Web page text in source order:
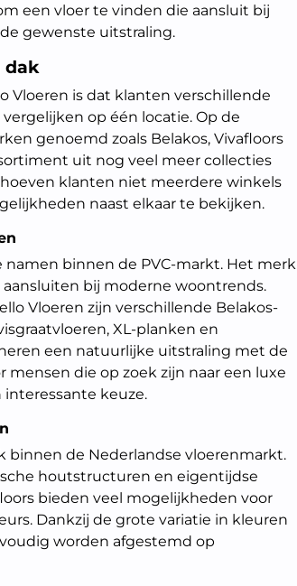
een vloer te vinden die aansluit bij
gewenste uitstraling.
dak
Vloeren is dat klanten verschillende
op één locatie. Op de
genoemd zoals Belakos, Vivafloors
uit nog veel meer collecties
klanten niet meerdere winkels
naast elkaar te bekijken.
binnen de PVC-markt. Het merk
bij moderne woontrends.
Vloeren zijn verschillende Belakos-
XL-planken en
een natuurlijke uitstraling met de
mensen die op zoek zijn naar een luxe
keuze.
binnen de Nederlandse vloerenmarkt.
houtstructuren en eigentijdse
bieden veel mogelijkheden voor
Dankzij de grote variatie in kleuren
worden afgestemd op